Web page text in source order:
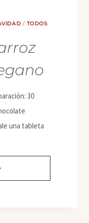
/ TODOS
30
una tableta